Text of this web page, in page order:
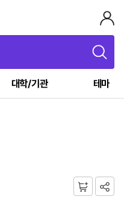
대학/기관 테마